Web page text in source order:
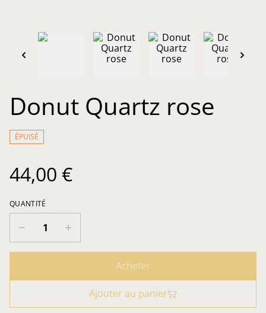
Donut Quartz rose
ÉPUISÉ
44,00 €
QUANTITÉ
Acheter
Ajouter au panier